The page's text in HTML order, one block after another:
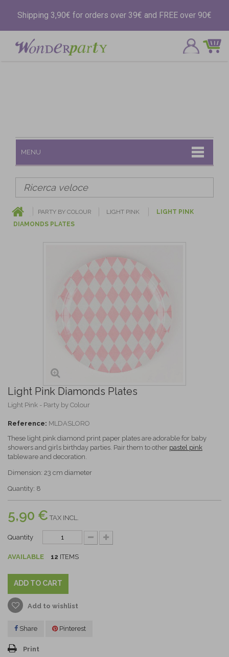
Shipping 3,90€ for orders over 39€ and FREE over 90€
MENU
PARTY BY COLOUR LIGHT PINK
LIGHT PINK
DIAMONDS PLATES
Light Pink Diamonds Plates
Light Pink - Party by Colour
Reference: MLDASLORO
These light pink diamond print paper plates are adorable for baby
showers and girls birthday parties. Pair them to other pastel pink
tableware and decoration.
Dimension: 23 cm diameter
Quantity: 8
5,90 € TAX INCL.
Quantity
AVAILABLE 12 ITEMS
ADD TO CART
Add to wishlist
Share Pinterest
Print